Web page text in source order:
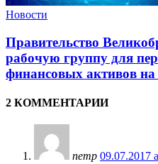
Новости
Правительство
рабочую группу для
финансовых активов на
2 КОММЕНТАРИИ
петр 09.07.2017